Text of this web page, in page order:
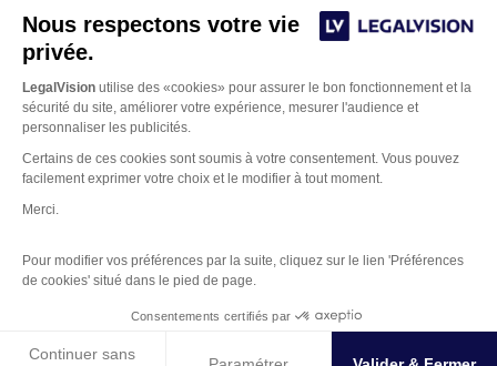
Nous respectons votre vie
privée.
LegalVision utilise des «cookies» pour assurer le bon fonctionnement et la
sécurité du site, améliorer votre expérience, mesurer l'audience et
personnaliser les publicités.
Certains de ces cookies sont soumis à votre consentement. Vous pouvez
facilement exprimer votre choix et le modifier à tout moment.
Merci.
Pour modifier vos préférences par la suite, cliquez sur le lien 'Préférences
de cookies' situé dans le pied de page.
Consentements certifiés par
Continuer sans
Mentions Légales